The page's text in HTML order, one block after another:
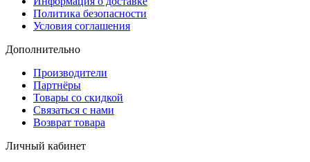
Политика безопасности
Условия соглашения
Дополнительно
Производители
Партнёры
Товары со скидкой
Связаться с нами
Возврат товара
Личный кабинет